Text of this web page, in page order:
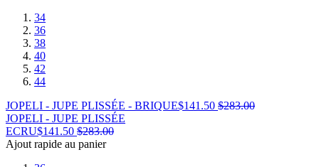
34
36
38
40
42
44
JOPELI - JUPE PLISSÉE - BRIQUE$141.50 $283.00
JOPELI - JUPE PLISSÉE
ECRU$141.50 $283.00
Ajout rapide au panier